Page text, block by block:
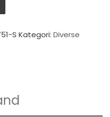
S Kategori: Diverse